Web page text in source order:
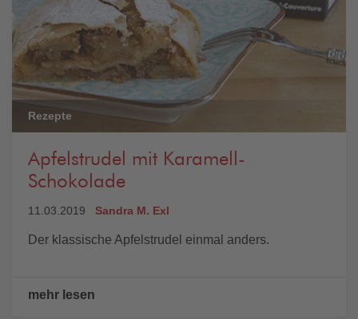
Rezepte
Apfelstrudel mit Karamell-
Schokolade
11.03.2019 Sandra M. Exl
Der klassische Apfelstrudel einmal anders.
mehr lesen